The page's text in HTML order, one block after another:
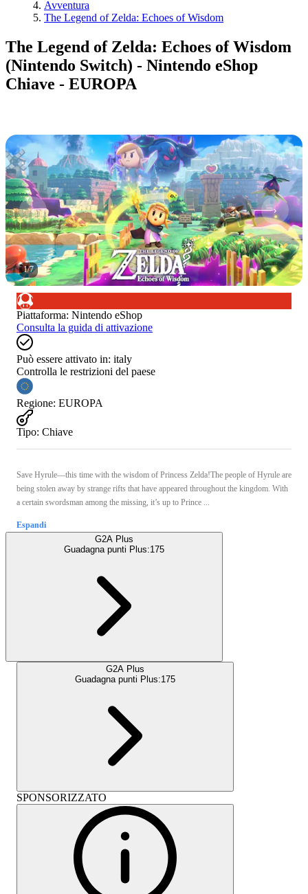
Avventura
The Legend of Zelda: Echoes of Wisdom
The Legend of Zelda: Echoes of Wisdom
(Nintendo Switch) - Nintendo eShop
Chiave - EUROPA
1/7
Piattaforma: Nintendo eShop
Consulta la guida di attivazione
Può essere attivato in: italy
Controlla le restrizioni del paese
Regione: EUROPA
Tipo: Chiave
Save Hyrule—this time with the wisdom of Princess Zelda!The people of Hyrule are
being stolen away by strange rifts that have appeared throughout the kingdom. With
a certain swordsman among the missing, it’s up to Prince ...
Espandi
G2A Plus
Guadagna punti Plus:175
G2A Plus
Guadagna punti Plus:175
SPONSORIZZATO